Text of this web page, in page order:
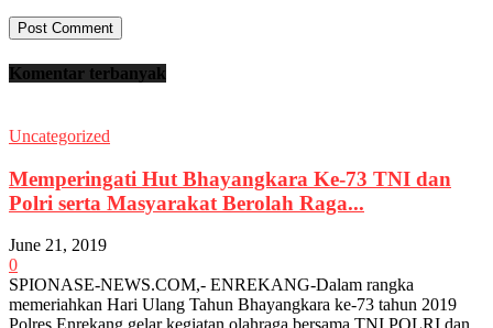
Komentar terbanyak
Uncategorized
Memperingati Hut Bhayangkara Ke-73 TNI dan
Polri serta Masyarakat Berolah Raga...
June 21, 2019
0
SPIONASE-NEWS.COM,- ENREKANG-Dalam rangka
memeriahkan Hari Ulang Tahun Bhayangkara ke-73 tahun 2019